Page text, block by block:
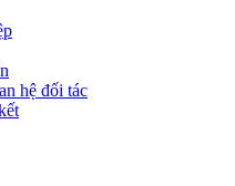
hệ đối tác